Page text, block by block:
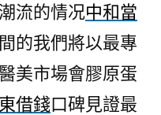
流的情况中和當
的我們將以最專
美市場會膠原蛋
借錢口碑見證最